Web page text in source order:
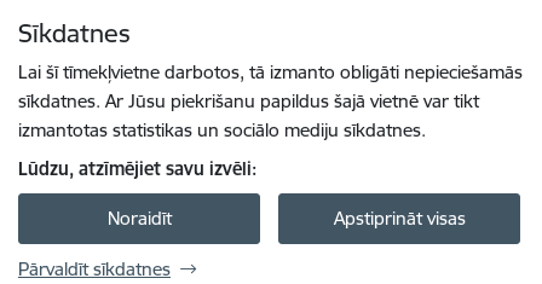
Sīkdatnes
Lai šī tīmekļvietne darbotos, tā izmanto obligāti nepieciešamās
sīkdatnes. Ar Jūsu piekrišanu papildus šajā vietnē var tikt
izmantotas statistikas un sociālo mediju sīkdatnes.
Lūdzu, atzīmējiet savu izvēli:
Noraidīt Apstiprināt visas
Pārvaldīt sīkdatnes